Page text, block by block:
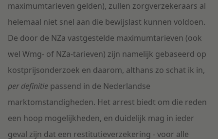
maximumtarieven gelden), zullen zorgverzekeraars al
helemaal niet snel aan die bewijslast kunnen voldoen.
De door de NZa vastgestelde maximumtarieven (ook
wel Wmg- of NZa-tarieven) zijn namelijk gebaseerd op
kostprijsonderzoek en daarom, althans zo schat ik in,
per definitie passend in de Nederlandse
marktomstandigheden. Het arrest biedt om die reden
een hoop mogelijkheden, en duidelijk mag in ieder
geval zijn dat een restitutieverzekering - voor alle